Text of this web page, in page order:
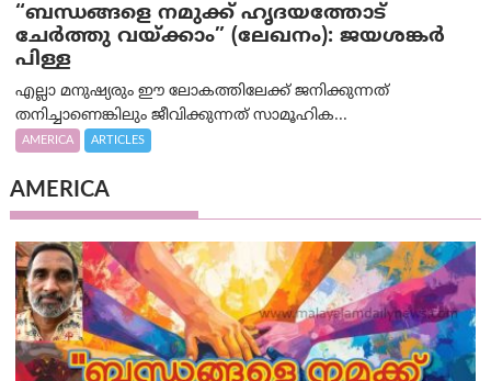
“ബന്ധങ്ങളെ നമുക്ക് ഹൃദയത്തോട്
ചേർത്തു വയ്ക്കാം” (ലേഖനം): ജയശങ്കര്‍
പിള്ള
എല്ലാ മനുഷ്യരും ഈ ലോകത്തിലേക്ക് ജനിക്കുന്നത്
തനിച്ചാണെങ്കിലും ജീവിക്കുന്നത് സാമൂഹിക...
AMERICA ARTICLES
AMERICA